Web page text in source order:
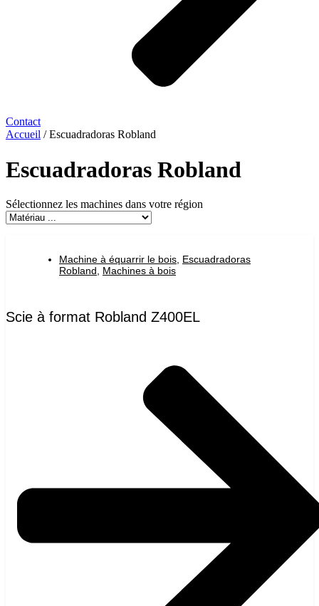
Contact
Accueil / Escuadradoras Robland
Escuadradoras Robland
Sélectionnez les machines dans votre région
Machine à équarrir le bois, Escuadradoras
Robland, Machines à bois
Scie à format Robland Z400EL